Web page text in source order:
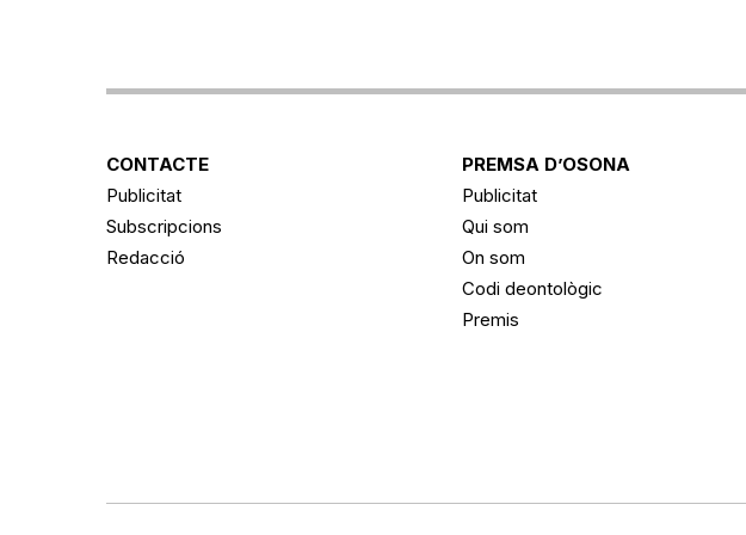
CONTACTE
Publicitat
Subscripcions
Redacció
PREMSA D’OSONA
Publicitat
Qui som
On som
Codi deontològic
Premis